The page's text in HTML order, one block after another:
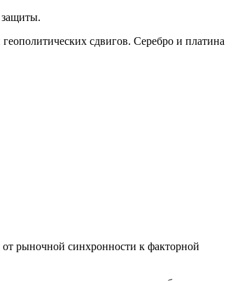
защиты.
сдвигов. Серебро и платина
рыночной синхронности к факторной